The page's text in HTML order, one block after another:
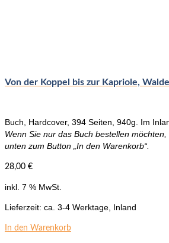
Von der Koppel bis zur Kapriole,
Buch, Hardcover, 394 Seiten, 940g. Im
Wenn Sie nur das Buch bestellen
unten zum Button „In den Warenkorb“.
28,00 €
inkl. 7 % MwSt.
Lieferzeit: ca. 3-4 Werktage, Inland
In den Warenkorb